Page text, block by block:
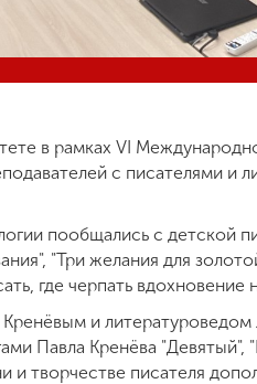
в рамках VI
с писателями и
пообщались с детской
"Три желания для
где черпать
и
Павла Кренёва
творчестве писателя